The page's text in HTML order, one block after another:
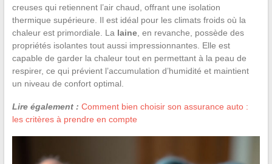
creuses qui retiennent l’air chaud, offrant une isolation
thermique supérieure. Il est idéal pour les climats froids où la
chaleur est primordiale. La laine, en revanche, possède des
propriétés isolantes tout aussi impressionnantes. Elle est
capable de garder la chaleur tout en permettant à la peau de
respirer, ce qui prévient l’accumulation d’humidité et maintient
un niveau de confort optimal.
Lire également : Comment bien choisir son assurance auto :
les critères à prendre en compte